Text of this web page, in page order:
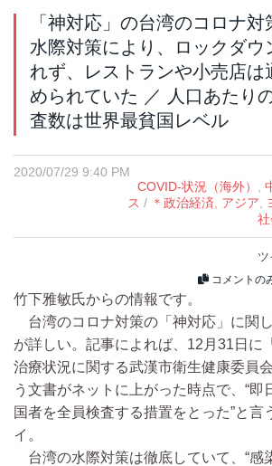
「神対応」の台湾のコロナ
水際対策により、ロックダウ
れず、レストランや小売店は
められていた ／ 人口あたり
査数は世界最貧国レベル
2020/07/29 9:40 PM
COVID-状況（海外）
ス / ＊政治経済 アジア
ツ
コメントの
竹下雅敏氏からの情報です。
台湾のコロナ対策の「神対応」に関
が詳しい。記事によれば、12月31日に
治療状況に関する武漢市衛生健康委員
う文書がネットに上がった時点で、“即
国者を全員検査する措置をとった”と言
イ。
台湾の水際対策は徹底していて、“感